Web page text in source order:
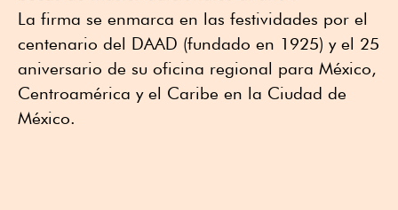
La firma se enmarca en las festividades por el
centenario del DAAD (fundado en 1925) y el 25
aniversario de su oficina regional para México,
Centroamérica y el Caribe en la Ciudad de
México.